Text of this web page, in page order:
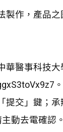
製作，產品
華醫事科技
。
提交」鍵；
動去電確認。